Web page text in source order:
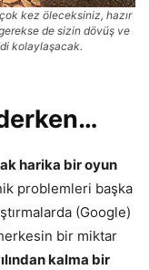
kez öleceksiniz, hazır
de sizin dövüş ve
kolaylaşacak.
harika bir oyun
problemleri başka
(Google)
bir miktar
kalma bir